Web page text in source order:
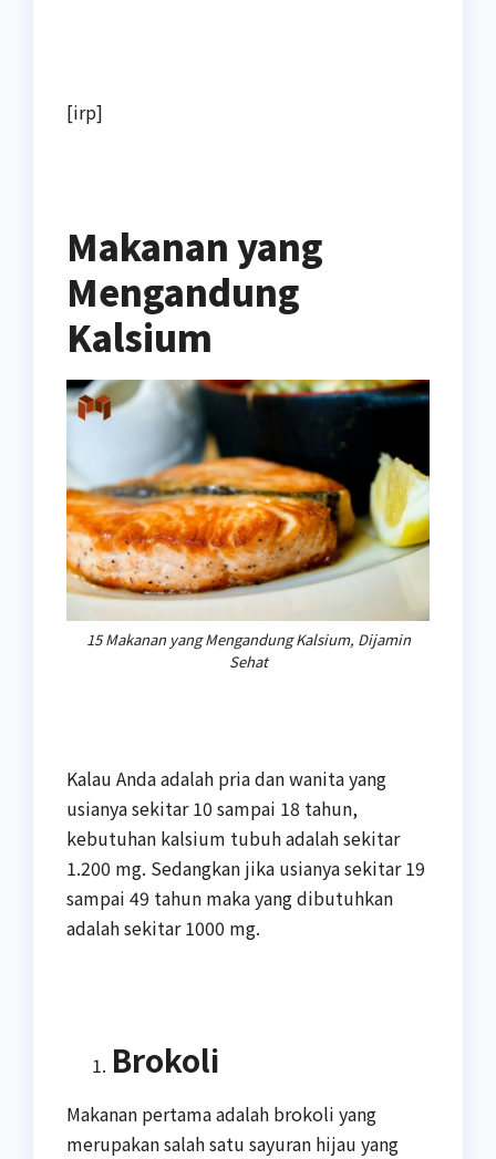
[irp]
Makanan yang
Mengandung
Kalsium
15 Makanan yang Mengandung Kalsium, Dijamin
Sehat
Kalau Anda adalah pria dan wanita yang
usianya sekitar 10 sampai 18 tahun,
kebutuhan kalsium tubuh adalah sekitar
1.200 mg. Sedangkan jika usianya sekitar 19
sampai 49 tahun maka yang dibutuhkan
adalah sekitar 1000 mg.
Brokoli
Makanan pertama adalah brokoli yang
merupakan salah satu sayuran hijau yang